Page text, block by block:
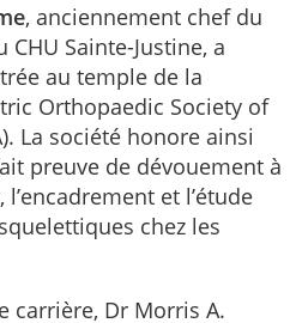
, anciennement chef du
Sainte-Justine, a
au temple de la
Orthopaedic Society of
La société honore ainsi
preuve de dévouement à
et l’étude
chez les
carrière, Dr Morris A.